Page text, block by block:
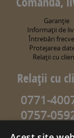
Garanţie
Informaţii de
Întrebări
Protejarea
Relaţii cu
Relaţii cu
0771-
0757-
0757-